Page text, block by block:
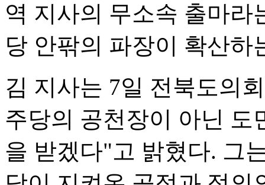
역 지사의 무소속 출마
당 안팎의 파장이 확산하
김 지사는 7일 전북도의
주당의 공천장이 아닌 도
을 받겠다"고 밝혔다. 그